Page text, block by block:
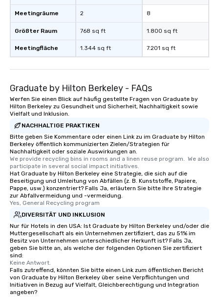
Meetingräume
Größter Raum
Meetingfläche
2
768 sq ft
1.344 sq ft
8
1.800 sq ft
7.201 sq ft
Graduate by Hilton Berkeley - FAQs
Werfen Sie einen Blick auf häufig gestellte Fragen von Graduate by
Hilton Berkeley zu Gesundheit und Sicherheit, Nachhaltigkeit sowie
Vielfalt und Inklusion.
NACHHALTIGE PRAKTIKEN
Bitte geben Sie Kommentare oder einen Link zu im Graduate by Hilton
Berkeley öffentlich kommunizierten Zielen/Strategien für
Nachhaltigkeit oder soziale Auswirkungen an.
We provide recycling bins in rooms and a linen reuse program.  We also
participate in several social impact initiatives.
Hat Graduate by Hilton Berkeley eine Strategie, die sich auf die
Beseitigung und Umleitung von Abfällen (z. B. Kunststoffe, Papiere,
Pappe, usw.) konzentriert? Falls Ja, erläutern Sie bitte Ihre Strategie
zur Abfallvermeidung und -vermeidung.
Yes, General Recycling program
DIVERSITÄT UND INKLUSION
Nur für Hotels in den USA: Ist Graduate by Hilton Berkeley und/oder die
Muttergesellschaft als ein Unternehmen zertifiziert, das zu 51% im
Besitz von Unternehmen unterschiedlicher Herkunft ist? Falls Ja,
geben Sie bitte an, als welche der folgenden Optionen Sie zertifiziert
sind:
Keine Antwort.
Falls zutreffend, könnten Sie bitte einen Link zum öffentlichen Bericht
von Graduate by Hilton Berkeley über seine Verpflichtungen und
Initiativen in Bezug auf Vielfalt, Gleichberechtigung und Integration
angeben?